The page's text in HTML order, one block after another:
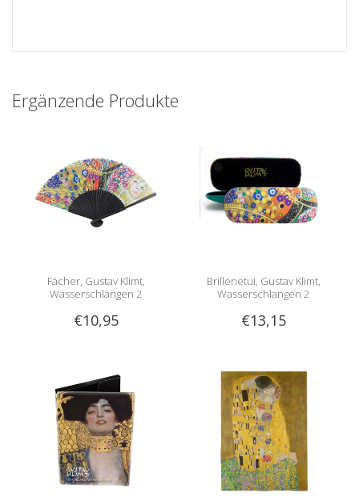
Ergänzende Produkte
Fächer, Gustav Klimt,
Wasserschlangen 2
€10,95
Brillenetui, Gustav Klimt,
Wasserschlangen 2
€13,15